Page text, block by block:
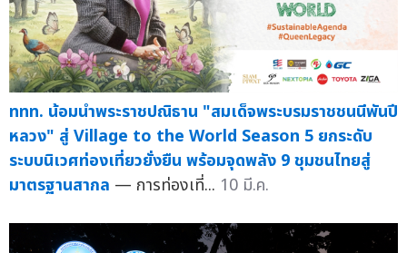
ททท. น้อมนำพระราชปณิธาน "สมเด็จพระบรมราชชนนีพันปี
หลวง" สู่ Village to the World Season 5 ยกระดับ
ระบบนิเวศท่องเที่ยวยั่งยืน พร้อมจุดพลัง 9 ชุมชนไทยสู่
มาตรฐานสากล — การท่องเที่... 10 มี.ค.